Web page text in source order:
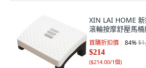
XIN LAI HOME
滾輪按摩舒壓馬
首購折扣價 84%
$214
($214.00/1個)